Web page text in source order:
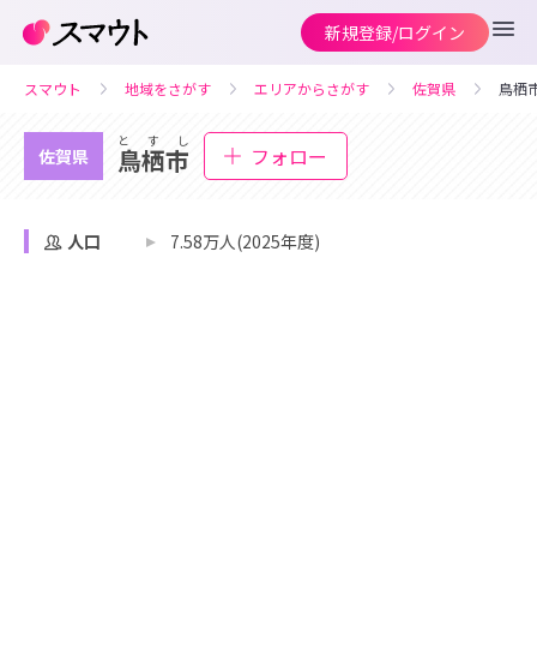
新規登録/ログイン
スマウト 地域をさがす エリアからさがす 佐賀県 鳥栖
佐賀県
とすし
鳥栖市 フォロー
人口 7.58万人(2025年度)